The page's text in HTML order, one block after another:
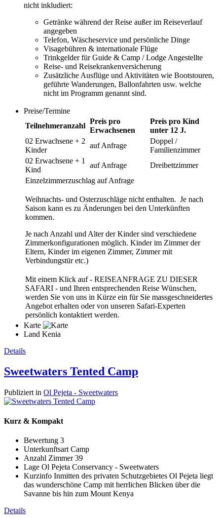
nicht inkludiert:
Getränke während der Reise außer im Reiseverlauf
angegeben
Telefon, Wäscheservice und persönliche Dinge
Visagebühren & internationale Flüge
Trinkgelder für Guide & Camp / Lodge Angestellte
Reise- und Reisekrankenversicherung
Zusätzliche Ausflüge und Aktivitäten wie Bootstouren,
geführte Wanderungen, Ballonfahrten usw. welche
nicht im Programm genannt sind.
Preise/Termine
Teilnehmeranzahl
Preis pro
Erwachsenen
Preis pro Kind
unter 12 J.
02 Erwachsene + 2
Kinder
auf Anfrage
Doppel /
Familienzimmer
02 Erwachsene + 1
Kind
auf Anfrage
Dreibettzimmer
Einzelzimmerzuschlag auf Anfrage
Weihnachts- und Osterzuschläge nicht enthalten. Je nach
Saison kann es zu Änderungen bei den Unterkünften
kommen.
Je nach Anzahl und Alter der Kinder sind verschiedene
Zimmerkonfigurationen möglich. Kinder im Zimmer der
Eltern, Kinder im eigenen Zimmer, Zimmer mit
Verbindungstür etc.)
Mit einem Klick auf - REISEANFRAGE ZU DIESER
SAFARI - und Ihren entsprechenden Reise Wünschen,
werden Sie von uns in Kürze ein für Sie massgeschneidertes
Angebot erhalten oder von unseren Safari-Experten
persönlich kontaktiert werden.
Karte
Land Kenia
Details
Sweetwaters Tented Camp
Publiziert in Ol Pejeta - Sweetwaters
Kurz & Kompakt
Bewertung 3
Unterkunftsart Camp
Anzahl Zimmer 39
Lage Ol Pejeta Conservancy - Sweetwaters
Kurzinfo Inmitten des privaten Schutzgebietes Ol Pejeta liegt
das wunderschöne Camp mit herrlichen Blicken über die
Savanne bis hin zum Mount Kenya
Details